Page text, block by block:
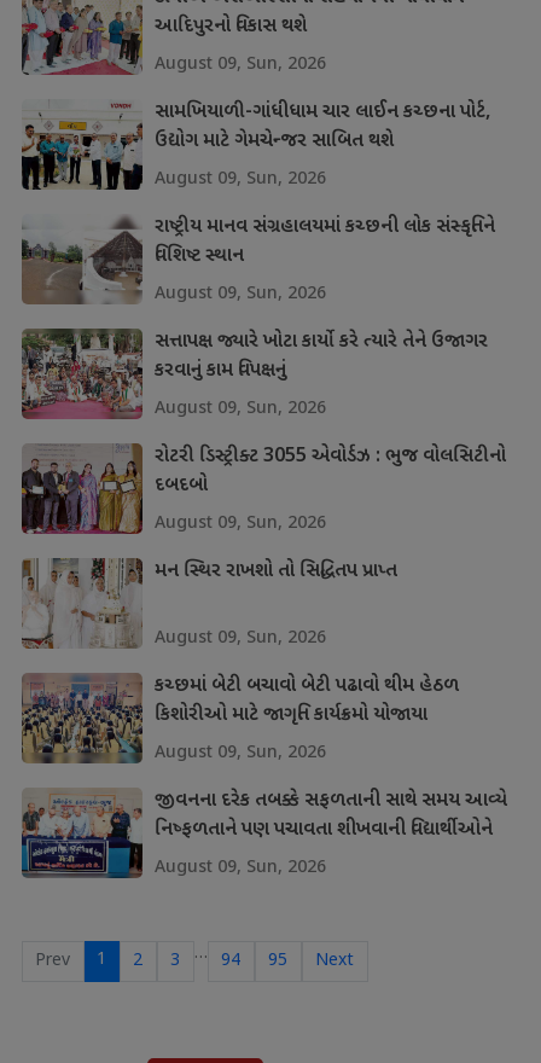
આદિપુરનો વિકાસ થશે
August 09, Sun, 2026
સામખિયાળી-ગાંધીધામ ચાર લાઈન કચ્છના પોર્ટ,
ઉદ્યોગ માટે ગેમચેન્જર સાબિત થશે
August 09, Sun, 2026
રાષ્ટ્રીય માનવ સંગ્રહાલયમાં કચ્છની લોક સંસ્કૃતિને
વિશિષ્ટ સ્થાન
August 09, Sun, 2026
સત્તાપક્ષ જ્યારે ખોટા કાર્યો કરે ત્યારે તેને ઉજાગર
કરવાનું કામ વિપક્ષનું
August 09, Sun, 2026
રોટરી ડિસ્ટ્રીક્ટ 3055 એવોર્ડઝ : ભુજ વોલસિટીનો
દબદબો
August 09, Sun, 2026
મન સ્થિર રાખશો તો સિદ્ધિતપ પ્રાપ્ત
August 09, Sun, 2026
કચ્છમાં બેટી બચાવો બેટી પઢાવો થીમ હેઠળ
કિશોરીઓ માટે જાગૃતિ કાર્યક્રમો યોજાયા
August 09, Sun, 2026
જીવનના દરેક તબક્કે સફળતાની સાથે સમય આવ્યે
નિષ્ફળતાને પણ પચાવતા શીખવાની વિદ્યાર્થીઓને
શીખ
August 09, Sun, 2026
Prev 1 2 3 … 94 95 Next